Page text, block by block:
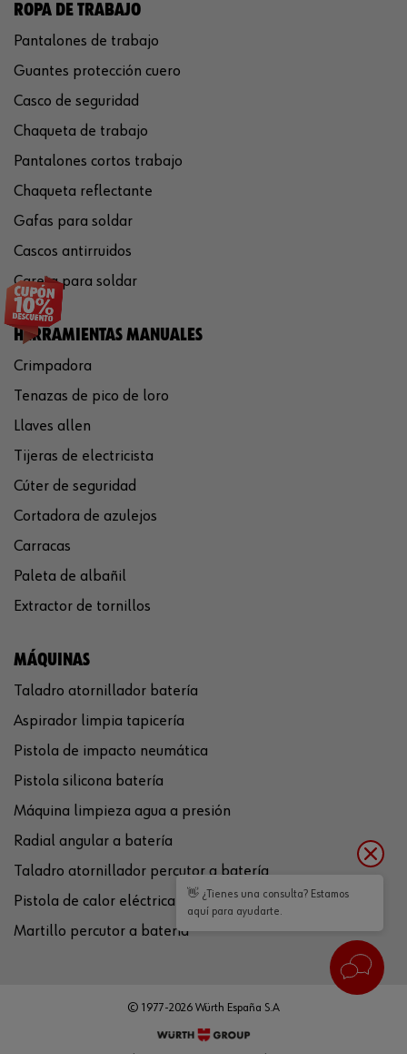
ROPA DE TRABAJO
Pantalones de trabajo
Guantes protección cuero
Casco de seguridad
Chaqueta de trabajo
Pantalones cortos trabajo
Chaqueta reflectante
Gafas para soldar
Cascos antirruidos
Careta para soldar
HERRAMIENTAS MANUALES
Crimpadora
Tenazas de pico de loro
Llaves allen
Tijeras de electricista
Cúter de seguridad
Cortadora de azulejos
Carracas
Paleta de albañil
Extractor de tornillos
MÁQUINAS
Taladro atornillador batería
Aspirador limpia tapicería
Pistola de impacto neumática
Pistola silicona batería
Máquina limpieza agua a presión
Radial angular a batería
Taladro atornillador percutor a batería
Pistola de calor eléctrica
Martillo percutor a batería
© 1977-2026 Würth España S.A
👋 ¿Tienes una consulta? Estamos
aquí para ayudarte.